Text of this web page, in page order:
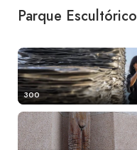
Parque Escultórico
300